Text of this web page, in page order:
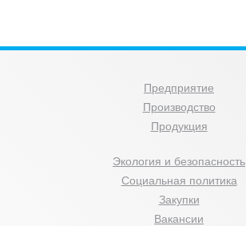
Предприятие
Производство
Продукция
Экология и безопасность
Социальная политика
Закупки
Вакансии